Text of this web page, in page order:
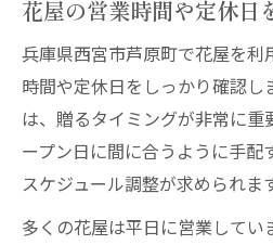
花屋の営業時間や定休日
兵庫県西宮市芦原町で花屋を利
時間や定休日をしっかり確認し
は、贈るタイミングが非常に重
ープン日に間に合うように手配
スケジュール調整が求められま
多くの花屋は平日に営業して